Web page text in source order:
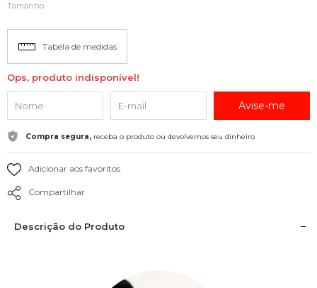
Tamanho
Tabela de medidas
Ops, produto indisponível!
Avise-me
Compra segura, receba o produto ou devolvemos seu dinheiro
Adicionar aos favoritos
Compartilhar
Descrição do Produto